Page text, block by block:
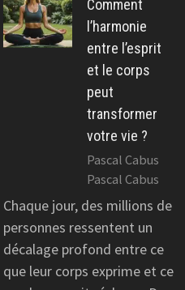
Comment
l’harmonie
entre l’esprit
et le corps
peut
transformer
votre vie ?
Pascal Cabus
Pascal Cabus
Chaque jour, des millions de
personnes ressentent un
décalage profond entre ce
que leur corps exprime et ce